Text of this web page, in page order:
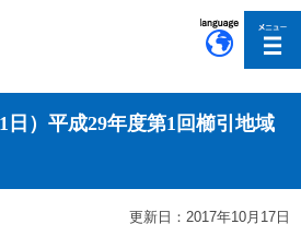
日）平成29年度第1回櫛引地域
更新日：2017年10月17日